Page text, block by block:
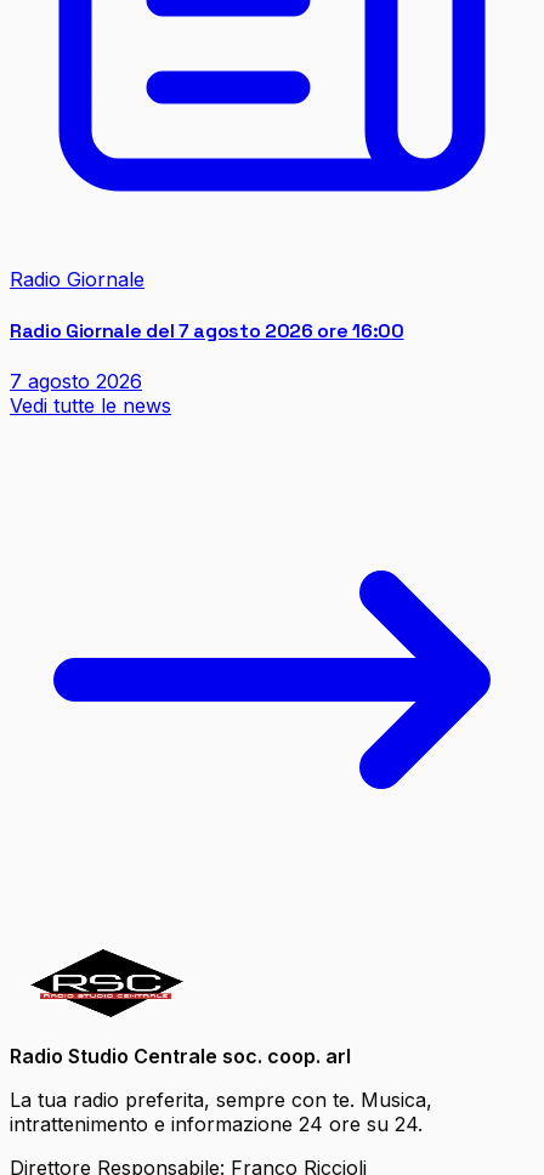
Radio Giornale
Radio Giornale del 7 agosto 2026 ore 16:00
7 agosto 2026
Vedi tutte le news
Radio Studio Centrale soc. coop. arl
La tua radio preferita, sempre con te. Musica,
intrattenimento e informazione 24 ore su 24.
Direttore Responsabile: Franco Riccioli